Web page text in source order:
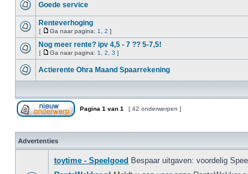
Goede service
Renteverhoging
[ Ga naar pagina: 1 2 ]
Nog meer rente? ipv 4,5 - 7 ?? 5-7,5!
[ Ga naar pagina: 1 2 3 ]
Actierente Ohra Maand Spaarrekening
Pagina 1 van 1 [ 42 onderwerpen ]
Advertenties